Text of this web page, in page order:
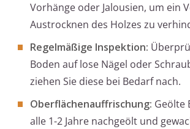
Vorhänge oder Jalousien, um ein
Austrocknen des Holzes zu
Regelmäßige Inspektion:
Boden auf lose Nägel oder
ziehen Sie diese bei Bedarf nach.
Oberflächenauffrischung: Geölte
alle 1-2 Jahre nachgeölt und